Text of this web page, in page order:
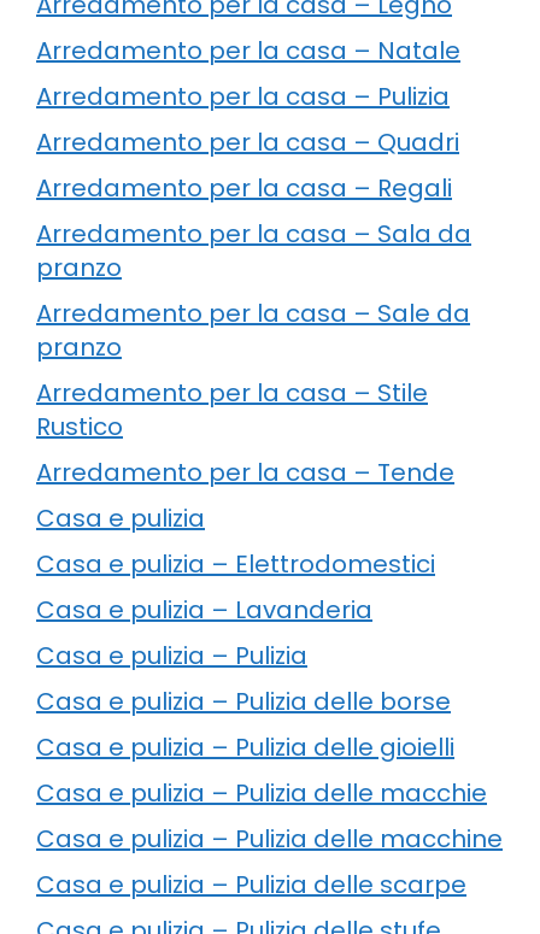
Arredamento per la casa – Natale
Arredamento per la casa – Pulizia
Arredamento per la casa – Quadri
Arredamento per la casa – Regali
Arredamento per la casa – Sala da
pranzo
Arredamento per la casa – Sale da
pranzo
Arredamento per la casa – Stile
Rustico
Arredamento per la casa – Tende
Casa e pulizia
Casa e pulizia – Elettrodomestici
Casa e pulizia – Lavanderia
Casa e pulizia – Pulizia
Casa e pulizia – Pulizia delle borse
Casa e pulizia – Pulizia delle gioielli
Casa e pulizia – Pulizia delle macchie
Casa e pulizia – Pulizia delle macchine
Casa e pulizia – Pulizia delle scarpe